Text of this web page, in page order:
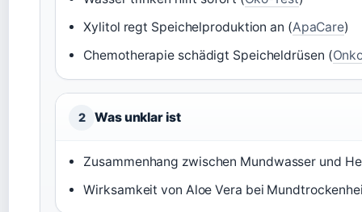
Xylitol regt Speichelproduktion an (ApaCare)
Chemotherapie schädigt Speicheldrüsen (
2 Was unklar ist
Zusammenhang zwischen Mundwasser und
Wirksamkeit von Aloe Vera bei